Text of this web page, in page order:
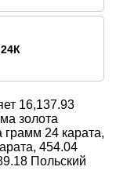
16,137.93
золота
грамм 24 карата,
454.04
Польский